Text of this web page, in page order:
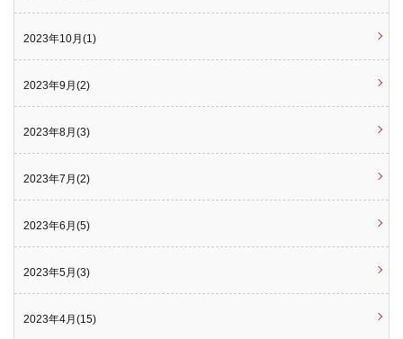
2023年10月(1)
2023年9月(2)
2023年8月(3)
2023年7月(2)
2023年6月(5)
2023年5月(3)
2023年4月(15)